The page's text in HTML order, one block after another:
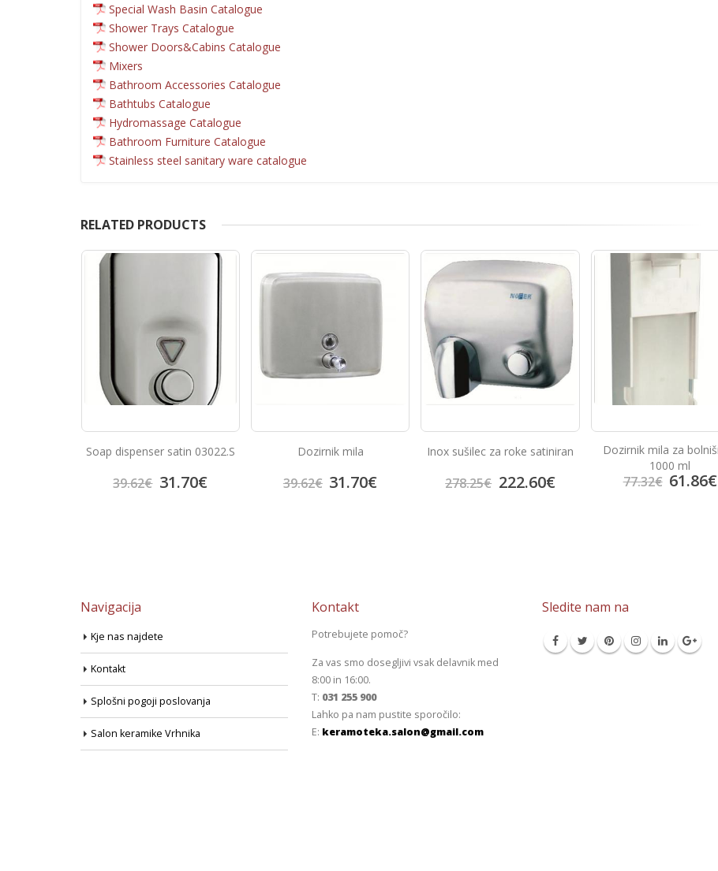
Special Wash Basin Catalogue
Shower Trays Catalogue
Shower Doors&Cabins Catalogue
Mixers
Bathroom Accessories Catalogue
Bathtubs Catalogue
Hydromassage Catalogue
Bathroom Furniture Catalogue
Stainless steel sanitary ware catalogue
RELATED PRODUCTS
Dozirnik mila
39.62€ 31.70€
Inox sušilec za roke satiniran
278.25€ 222.60€
Dozirnik mila za bolnišnice
77.32€ 61.86€
Jet sušilec za roke
997.50€ 798.00€
Navigacija
Kje nas najdete
Kontakt
Splošni pogoji poslovanja
Salon keramike Vrhnika
Kontakt
Potrebujete pomoč?
Za vas smo dosegljivi vsak delavnik med
8:00 in 16:00.
T: 031 255 900
Lahko pa nam pustite sporočilo:
E: keramoteka.salon@gmail.com
Sledite nam na